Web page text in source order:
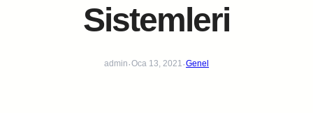
Sistemleri
admin·Oca 13, 2021·Genel